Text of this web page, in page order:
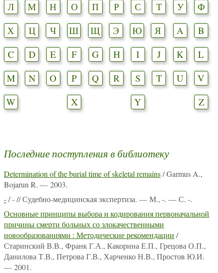
Л
М Н О П Р С Т У
Ф
Х
Ц Ч Ш Щ Э Ю Я A
B
C
D E F G H I J K
L
M
N O P Q R S T U
V
W
X Y Z
Последние поступления в библиотеку
Determination of the burial time of skeletal remains/ Garmus A.,
Bojarun R. — 2003.
-/ - // Судебно-медицинская экспертиза. — М., -. — С. -.
Основные принципы выбора и кодирования первоначальной
причины смерти больных со злокачественными
новообразованиями : Методические рекомендации /
Старинский В.В., Франк Г.А., Какорина Е.П., Грецова О.П.,
Данилова Т.В., Петрова Г.В., Харченко Н.В., Простов Ю.И.
— 2001.